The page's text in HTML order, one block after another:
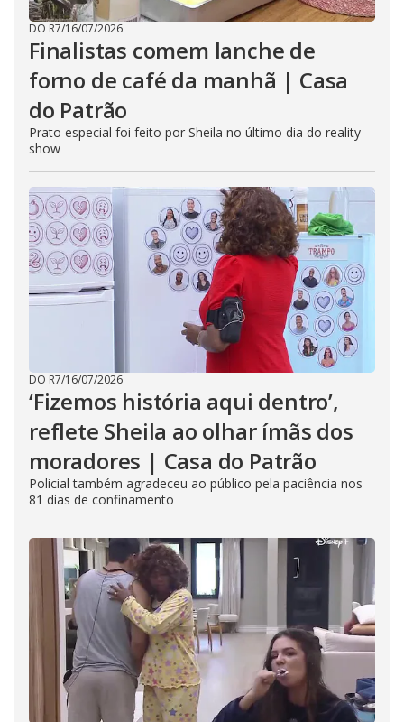
DO R7/16/07/2026
Finalistas comem lanche de
forno de café da manhã | Casa
do Patrão
Prato especial foi feito por Sheila no último dia do reality
show
DO R7/16/07/2026
‘Fizemos história aqui dentro’,
reflete Sheila ao olhar ímãs dos
moradores | Casa do Patrão
Policial também agradeceu ao público pela paciência nos
81 dias de confinamento